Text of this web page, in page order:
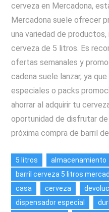
cerveza en Mercadona,
Mercadona suele ofrecer
una variedad de
cerveza de 5 litros. Es
ofertas semanales y
cadena suele lanzar, ya
especiales o packs
ahorrar al adquirir tu
oportunidad de disfrutar
próxima compra de barril
5 litros
almacenamiento
barril cerveza 5 litros
casa
cerveza
dispensador especial